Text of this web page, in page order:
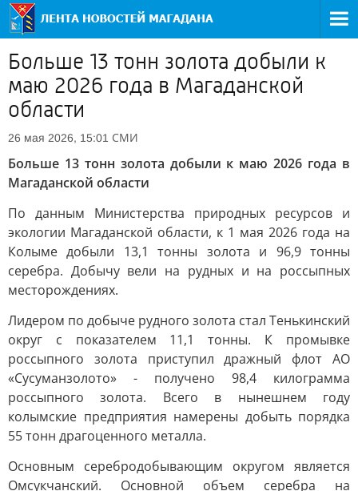
Больше 13 тонн золота добыли к
маю 2026 года в Магаданской
области
26 мая 2026, 15:01 СМИ
Больше 13 тонн золота добыли к маю 2026 года в
Магаданской области
По данным Министерства природных ресурсов и
экологии Магаданской области, к 1 мая 2026 года на
Колыме добыли 13,1 тонны золота и 96,9 тонны
серебра. Добычу вели на рудных и на россыпных
месторождениях.
Лидером по добыче рудного золота стал Тенькинский
округ с показателем 11,1 тонны. К промывке
россыпного золота приступил дражный флот АО
«Сусуманзолото» - получено 98,4 килограмма
россыпного золота. Всего в нынешнем году
колымские предприятия намерены добыть порядка
55 тонн драгоценного металла.
Основным серебродобывающим округом является
Омсукчанский. Основной объем серебра на